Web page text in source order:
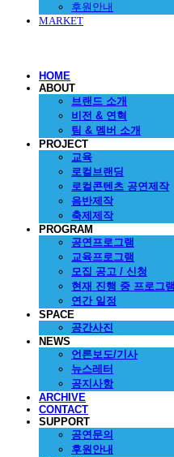
후원안내
MARKET
HOME
ABOUT
브랜드 소개
비전 & 연혁
팀 & 멤버 소개
PROJECT
교육
로컬브랜딩
로컬콘텐츠 공연제작
음반제작
축제제작
PROGRAM
공연프로그램
교육프로그램
모집 공고 / 신청
현재 진행 중 프로그램
연간 일정
SPACE
공간사진
NEWS
언론보도/기사
뉴스레터
공지사항
ARCHIVE
CONTACT
SUPPORT
공연문의
후원안내